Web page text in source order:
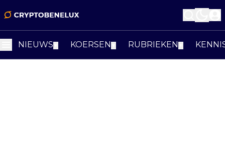
NIEUWS KOERSEN RUBRIEKEN